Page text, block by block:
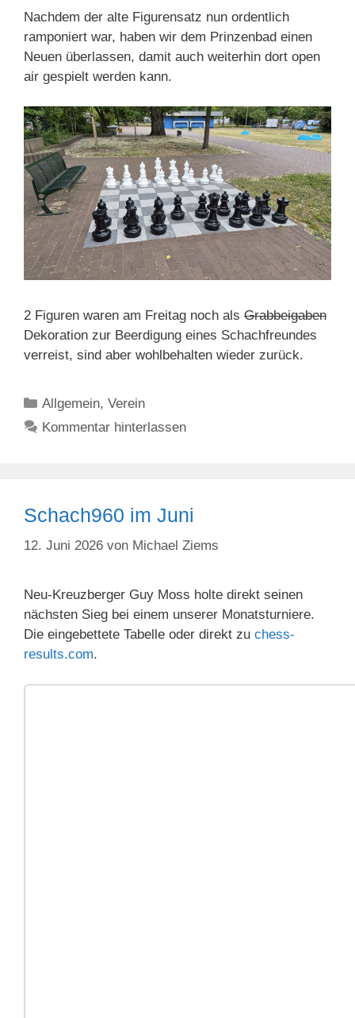
Nachdem der alte Figurensatz nun ordentlich
ramponiert war, haben wir dem Prinzenbad einen
Neuen überlassen, damit auch weiterhin dort open
air gespielt werden kann.
2 Figuren waren am Freitag noch als Grabbeigaben
Dekoration zur Beerdigung eines Schachfreundes
verreist, sind aber wohlbehalten wieder zurück.
Kategorien
Allgemein,Verein
Kommentar hinterlassen
Schach960 im Juni
12. Juni 2026 von Michael Ziems
Neu-Kreuzberger Guy Moss holte direkt seinen
nächsten Sieg bei einem unserer Monatsturniere.
Die eingebettete Tabelle oder direkt zu chess-
results.com.